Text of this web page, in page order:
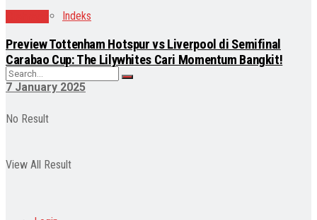
Indeks
No Result
View All Result
Preview Tottenham Hotspur vs Liverpool di Semifinal
Carabao Cup: The Lilywhites Cari Momentum Bangkit!
7 January 2025